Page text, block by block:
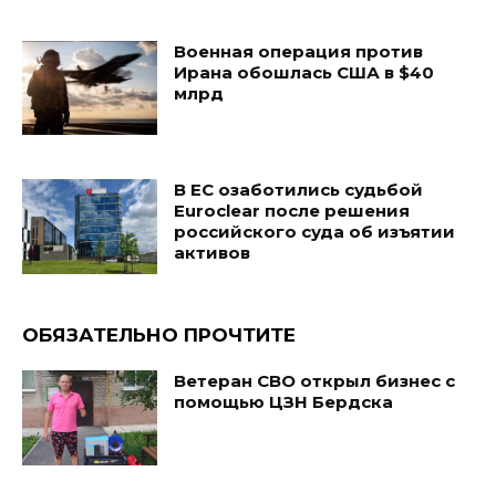
Военная операция против
Ирана обошлась США в $40
млрд
В ЕС озаботились судьбой
Euroclear после решения
российского суда об изъятии
активов
ОБЯЗАТЕЛЬНО ПРОЧТИТЕ
Ветеран СВО открыл бизнес с
помощью ЦЗН Бердска